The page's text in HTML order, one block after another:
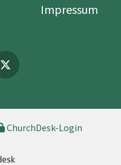
Impressum
ChurchDesk-Login